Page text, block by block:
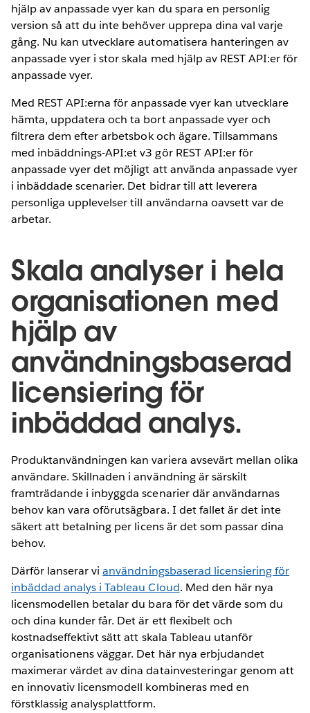
hjälp av anpassade vyer kan du spara en personlig
version så att du inte behöver upprepa dina val varje
gång. Nu kan utvecklare automatisera hanteringen av
anpassade vyer i stor skala med hjälp av REST API:er för
anpassade vyer.
Med REST API:erna för anpassade vyer kan utvecklare
hämta, uppdatera och ta bort anpassade vyer och
filtrera dem efter arbetsbok och ägare. Tillsammans
med inbäddnings-API:et v3 gör REST API:er för
anpassade vyer det möjligt att använda anpassade vyer
i inbäddade scenarier. Det bidrar till att leverera
personliga upplevelser till användarna oavsett var de
arbetar.
Skala analyser i hela
organisationen med
hjälp av
användningsbaserad
licensiering för
inbäddad analys.
Produktanvändningen kan variera avsevärt mellan olika
användare. Skillnaden i användning är särskilt
framträdande i inbyggda scenarier där användarnas
behov kan vara oförutsägbara. I det fallet är det inte
säkert att betalning per licens är det som passar dina
behov.
Därför lanserar vianvändningsbaserad licensiering för
inbäddad analys i Tableau Cloud. Med den här nya
licensmodellen betalar du bara för det värde som du
och dina kunder får. Det är ett flexibelt och
kostnadseffektivt sätt att skala Tableau utanför
organisationens väggar. Det här nya erbjudandet
maximerar värdet av dina datainvesteringar genom att
en innovativ licensmodell kombineras med en
förstklassig analysplattform.